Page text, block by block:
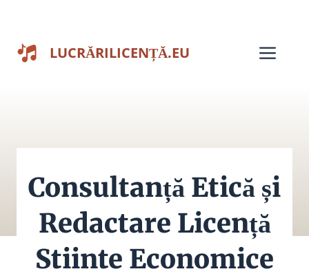
conținut
LUCRĂRILICENȚĂ.EU
Consultanță Etică și
Redactare Licență
Stiinte Economice